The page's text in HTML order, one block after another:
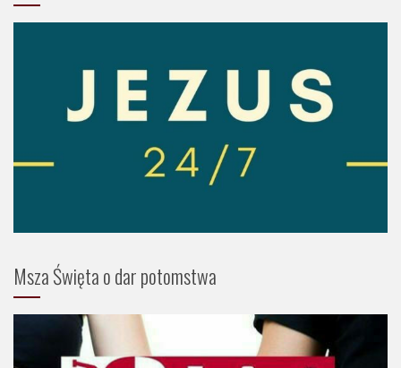
Msza Święta o dar potomstwa